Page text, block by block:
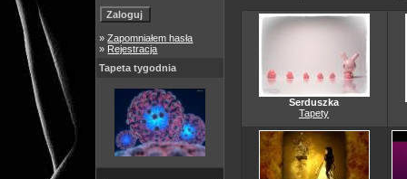
»Zapomniałem hasła
» Rejestracja
Tapeta tygodnia
Serduszka
Tapety